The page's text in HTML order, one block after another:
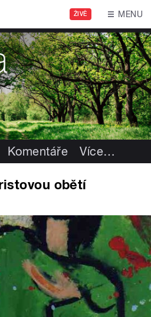
ŽIVĚ MENU
Komentáře Více…
obětí